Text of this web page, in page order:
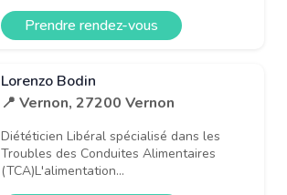
Prendre rendez-vous
Lorenzo Bodin
📍 Vernon, 27200 Vernon
Diététicien Libéral spécialisé dans les
Troubles des Conduites Alimentaires
(TCA)L'alimentation...